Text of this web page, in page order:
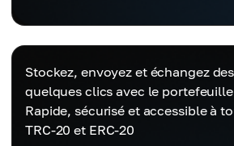
Stockez, envoyez et échangez
quelques clics avec le
Rapide, sécurisé et accessible à
TRC-20 et ERC-20